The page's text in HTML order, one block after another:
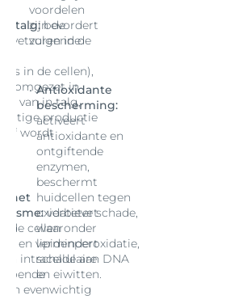
talg:bevordert
vetzuren in de
in de cellen),
omgezet in
van in talg,
productie
wordt
het
verbetert
de cellen
en vermindert
intracellulaire
evenwichtig
voordelen
zijn de
volgende:
Antioxidante
bescherming:
activeert
antioxidante en
ontgiftende
enzymen,
beschermt
huidcellen tegen
oxidatieve schade,
waaronder
lipidenperoxidatie,
schade aan DNA
en eiwitten.